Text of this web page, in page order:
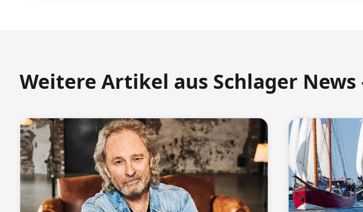
Weitere Artikel aus Schlager